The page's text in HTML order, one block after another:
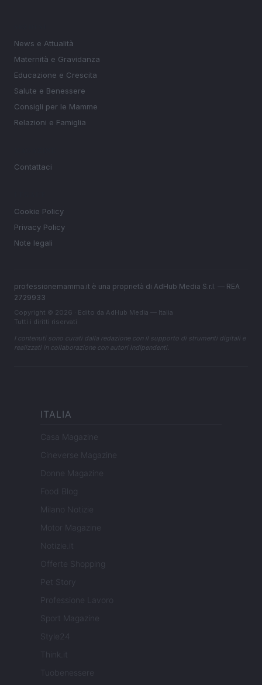
News e Attualità
Maternità e Gravidanza
Educazione e Crescita
Salute e Benessere
Consigli per le Mamme
Relazioni e Famiglia
Contattaci
Cookie Policy
Privacy Policy
Note legali
professionemamma.it è una proprietà di AdHub Media S.r.l. — REA
2729933
Copyright © 2026 · Edito da AdHub Media — Italia
Tutti i diritti riservati
I contenuti sono curati dalla redazione con il supporto di strumenti digitali e
realizzati in collaborazione con autori indipendenti.
ITALIA
Casa Magazine
Cineverse Magazine
Donne Magazine
Food Blog
Milano Notizie
Motor Magazine
Notizie.it
Offerte Shopping
Pet Story
Professione Lavoro
Sport Magazine
Style24
Think.it
Tuobenessere